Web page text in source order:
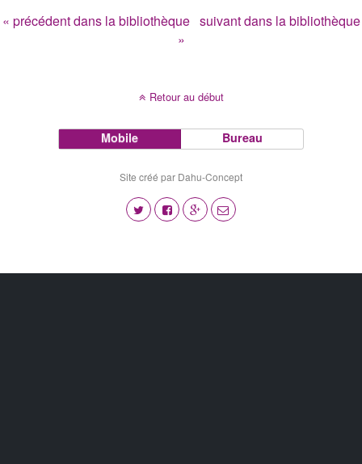
« précédent dans la bibliothèque suivant dans la bibliothèque
»
Retour au début
Mobile Bureau
Site créé par Dahu-Concept